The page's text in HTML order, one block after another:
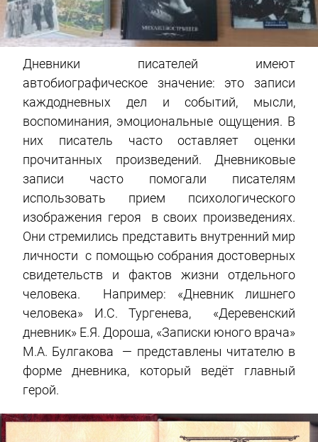
Дневники писателей имеют
автобиографическое значение: это записи
каждодневных дел и событий, мысли,
воспоминания, эмоциональные ощущения. В
них писатель часто оставляет оценки
прочитанных произведений. Дневниковые
записи часто помогали писателям
использовать прием психологического
изображения героя в своих произведениях.
Они стремились представить внутренний мир
личности с помощью собрания достоверных
свидетельств и фактов жизни отдельного
человека. Например: «Дневник лишнего
человека» И.С. Тургенева, «Деревенский
дневник» Е.Я. Дороша, «Записки юного врача»
М.А. Булгакова — представлены читателю в
форме дневника, который ведёт главный
герой.